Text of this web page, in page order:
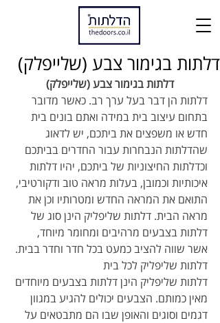
דלתות בגימור צבע (שלייפלק)
דלתות בגימור צבע (שלייפלק)
דלתות הן דבר בעל ערך רב. כאשר מדובר
בתחום עיצוב בית במידה ואתם בונים בית
חדש או משפצים את ביתכם, יש לדאוג
שהדלתות הנבחרות עבור החדרים בביתכם
וכדלתות החיצוניות של ביתכם, יהיו דלתות
איכותיות וכמובן, בעלות מראה טוב ודקורטיבי,
התואם את המראה החדש ומטרותיו וכן את
מראה הבית. דלתות שליפליק הינן סוג של
דלתות בצבעים מרהיבים ומחומר מיוחד,
אשר שווה להציב כמעט בכל חדר וחדר בבית.
דלתות שליפליק לכל בית
דלתות שליפליק הינן דלתות בצבעים מיוחדים
מאין כמותם. הצבעים יכולים להגיע במגוון
דגמים וסוגים והאופן שבו הם מתבטאים על